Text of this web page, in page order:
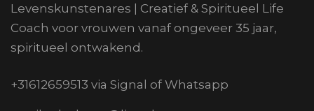
Levenskunstenares | Creatief & Spiritueel Life
Coach voor vrouwen vanaf ongeveer 35 jaar,
spiritueel ontwakend.
+31612659513 via Signal of Whatsapp